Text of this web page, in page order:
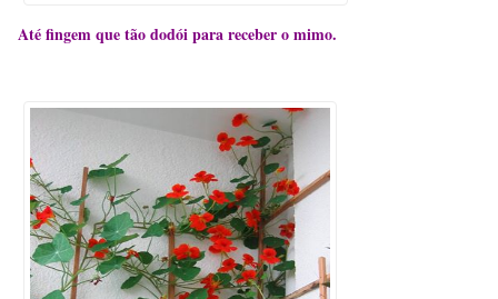
Até fingem que tão dodói para receber o mimo.